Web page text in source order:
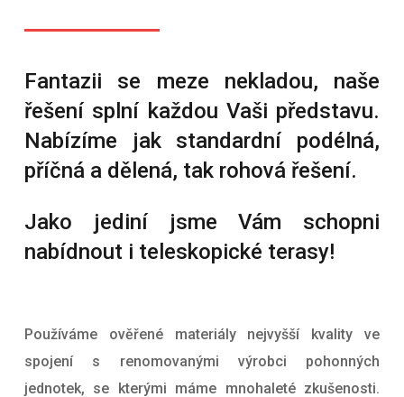
Fantazii se meze nekladou, naše
řešení splní každou Vaši představu.
Nabízíme jak standardní podélná,
příčná a dělená, tak rohová řešení.
Jako jediní jsme Vám schopni
nabídnout i teleskopické terasy!
Používáme ověřené materiály nejvyšší kvality ve
spojení s renomovanými výrobci pohonných
jednotek, se kterými máme mnohaleté zkušenosti.